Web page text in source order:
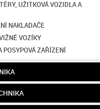
UŽITKOVÁ VOZIDLA A
NAKLADAČE
VOZÍKY
POSYPOVÁ ZAŘÍZENÍ